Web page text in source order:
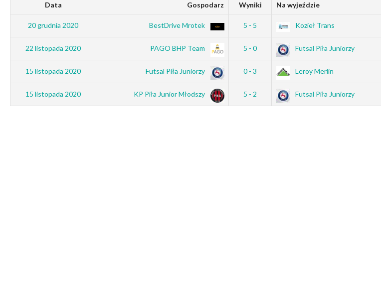
Data Gospodarz Wyniki Na wyjeździe
20 grudnia 2020 BestDrive Mrotek 5 - 5 Kozieł Trans
22 listopada 2020 PAGO BHP Team 5 - 0 Futsal Piła Juniorzy
15 listopada 2020 Futsal Piła Juniorzy 0 - 3 Leroy Merlin
15 listopada 2020 KP Piła Junior Młodszy 5 - 2 Futsal Piła Juniorzy